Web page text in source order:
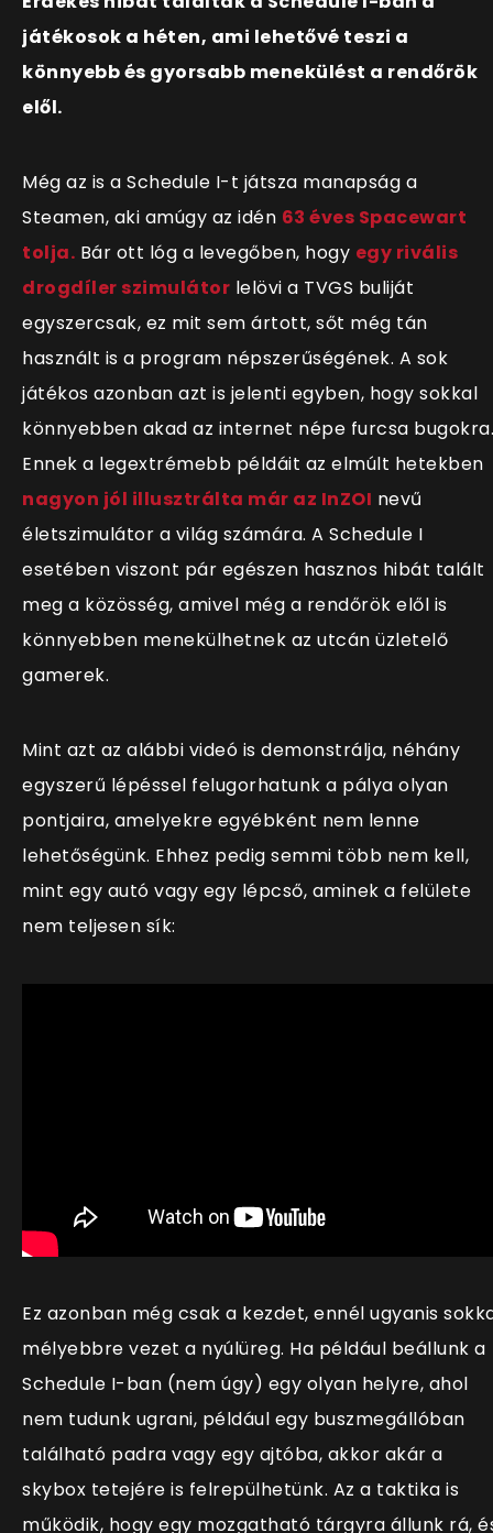
játékosok a héten, ami lehetővé teszi a
könnyebb és gyorsabb menekülést a rendőrök
elől.
Még az is a Schedule I-t játsza manapság a
Steamen, aki amúgy az idén 63 éves Spacewart
tolja. Bár ott lóg a levegőben, hogy egy rivális
drogdíler szimulátor lelövi a TVGS buliját
egyszercsak, ez mit sem ártott, sőt még tán
használt is a program népszerűségének. A sok
játékos azonban azt is jelenti egyben, hogy sokkal
könnyebben akad az internet népe furcsa bugokra.
Ennek a legextrémebb példáit az elmúlt hetekben
nagyon jól illusztrálta már az InZOI nevű
életszimulátor a világ számára. A Schedule I
esetében viszont pár egészen hasznos hibát talált
meg a közösség, amivel még a rendőrök elől is
könnyebben menekülhetnek az utcán üzletelő
gamerek.
Mint azt az alábbi videó is demonstrálja, néhány
egyszerű lépéssel felugorhatunk a pálya olyan
pontjaira, amelyekre egyébként nem lenne
lehetőségünk. Ehhez pedig semmi több nem kell,
mint egy autó vagy egy lépcső, aminek a felülete
nem teljesen sík:
Ez azonban még csak a kezdet, ennél ugyanis
mélyebbre vezet a nyúlüreg. Ha például beállunk a
Schedule I-ban (nem úgy) egy olyan helyre, ahol
nem tudunk ugrani, például egy buszmegállóban
található padra vagy egy ajtóba, akkor akár a
skybox tetejére is felrepülhetünk. Az a taktika is
működik, hogy egy mozgatható tárgyra állunk rá,